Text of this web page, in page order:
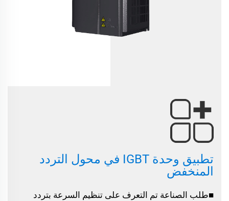
تطبيق وحدة IGBT في محول التردد
المنخفض
■طلب الصناعة تم التعرف على تنظيم السرعة بتردد